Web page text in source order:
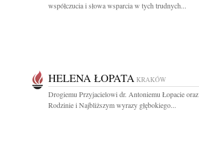
współczucia i słowa wsparcia w tych trudnych...
HELENA ŁOPATA KRAKÓW
Drogiemu Przyjacielowi dr. Antoniemu Łopacie oraz
Rodzinie i Najbliższym wyrazy głębokiego...